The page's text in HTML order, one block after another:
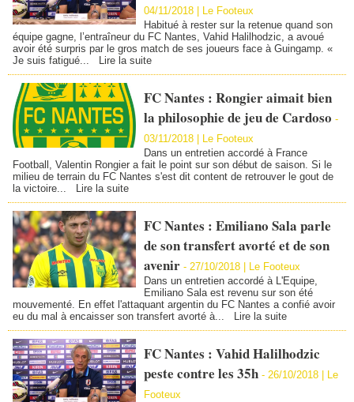
04/11/2018 | Le Footeux
Habitué à rester sur la retenue quand son
équipe gagne, l’entraîneur du FC Nantes, Vahid Halilhodzic, a avoué
avoir été surpris par le gros match de ses joueurs face à Guingamp. «
Je suis fatigué...
Lire la suite
FC Nantes : Rongier aimait bien
la philosophie de jeu de Cardoso -
03/11/2018 | Le Footeux
Dans un entretien accordé à France
Football, Valentin Rongier a fait le point sur son début de saison. Si le
milieu de terrain du FC Nantes s'est dit content de retrouver le gout de
la victoire...
Lire la suite
FC Nantes : Emiliano Sala parle
de son transfert avorté et de son
avenir- 27/10/2018 | Le Footeux
Dans un entretien accordé à L'Equipe,
Emiliano Sala est revenu sur son été
mouvementé. En effet l'attaquant argentin du FC Nantes a confié avoir
eu du mal à encaisser son transfert avorté à...
Lire la suite
FC Nantes : Vahid Halilhodzic
peste contre les 35h - 26/10/2018 | Le
Footeux